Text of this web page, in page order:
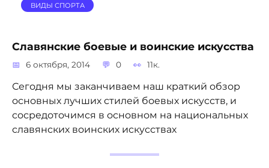
ВИДЫ СПОРТА
Славянские боевые и воинские искусства
6 октября, 2014 0 11к.
Сегодня мы заканчиваем наш краткий обзор
основных лучших стилей боевых искусств, и
сосредоточимся в основном на национальных
славянских воинских искусствах